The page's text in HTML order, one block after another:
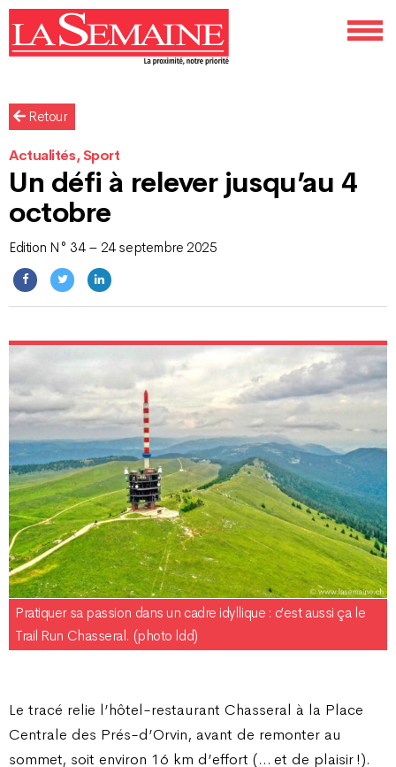
Retour
Actualités, Sport
Un défi à relever jusqu’au 4
octobre
Edition N° 34 – 24 septembre 2025
Pratiquer sa passion dans un cadre idyllique : c’est aussi ça le
Trail Run Chasseral. (photo ldd)
Le tracé relie l’hôtel-restaurant Chasseral à la Place
Centrale des Prés-d’Orvin, avant de remonter au
sommet, soit environ 16 km d’effort (… et de plaisir !).